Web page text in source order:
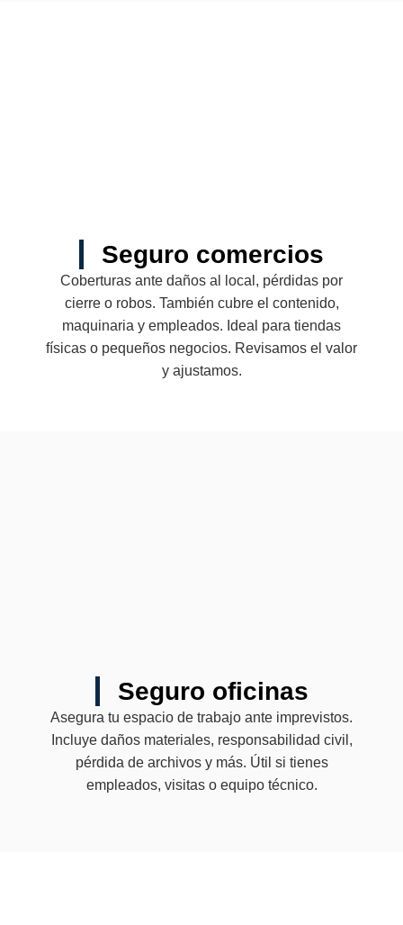
Seguro comercios
Coberturas ante daños al local, pérdidas por
cierre o robos. También cubre el contenido,
maquinaria y empleados. Ideal para tiendas
físicas o pequeños negocios. Revisamos el valor
y ajustamos.
Seguro oficinas
Asegura tu espacio de trabajo ante imprevistos.
Incluye daños materiales, responsabilidad civil,
pérdida de archivos y más. Útil si tienes
empleados, visitas o equipo técnico.